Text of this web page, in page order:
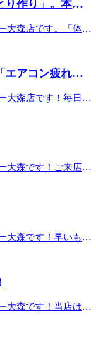
をバランスよく整え
いただける内容とな
感してみてくださ
北2-13-1 イトーヨ
：
X（旧
そんな夏の胃腸疲
ラク系ボディケアと
全身の血流が良くな
らに、手のツボを
まります！8月最初
お知らせ*13:50～
あり)【オススメコー
き・仰向けで全身
ます♪フットケア40
流してスッキリ♪セ
約方法】・WEB予
下します。✔ 姿勢
くなり、コリが溜
レス無意識の緊張
こそ大事なことコ
の崩れから起こるこ
の部位のみだけでな
なく不調が続
り作り」。本当
大森店です。「体が
ど「病気じゃないか
す。でも「異常な
せんか？実は、「元
とり」があり、寝
す（マイナスをゼロ
」場所です。毎日を
すっきり起きられ
本当の健康だと私た
頑張っている体が
ごせるよう、心を込
メコース】ボデイケ
ア40分→オイルを
♪セット(ボデイケ
予約・電話予
エアコン疲れ」
大森店です！毎日う
みはありませんか？
になっている＊肩こ
に当たり続けたこと
パニック。血行が悪
緊張しています。そ
捉え、深部までじっ
とで、エアコンで冷
まっていきますよ♪
シです！末端を直
たな…」と感じた
20:00 〇(空きあり)
りすることが出来ま
大森です！ご来店さ
だと思っていませ
肩の力を抜く3.お
時間が長い方は、気
注意⚠️また、身体が
ほぐすのもおすすめ
すすめです！お疲れ
大森です！早いもの
ィケアだけでなくフ
勢でアロマオイル
いきます！もみほぐ
実際にフットケアの
たくさんあります。
大森です！当店はベ
お友達通しでご来店